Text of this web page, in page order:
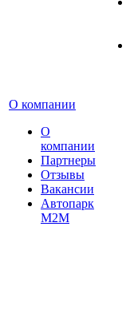
О компании
О
компании
Партнеры
Отзывы
Вакансии
Автопарк
М2М